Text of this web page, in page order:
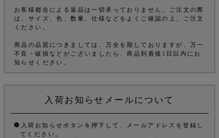
お客様都合による返品は一切承っておりません。ご注文の際
は、サイズ、色、数量、仕様などをよくご確認の上、ご注文
ください。
商品の品質につきましては、万全を期しておりますが、万一
不良・破損などがございましたら、商品到着後3日以内にお
知らせください。
入荷お知らせメールについて
入荷お知らせボタンを押下して、メールアドレスを登録し
てください。